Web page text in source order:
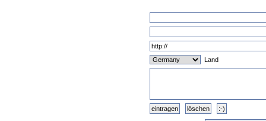
Land